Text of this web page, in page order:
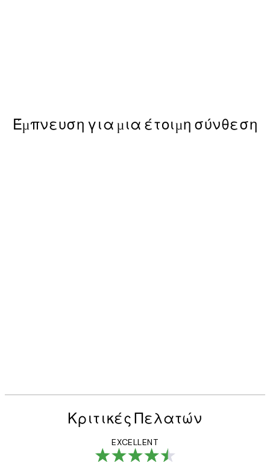
Έμπνευση για μια έτοιμη σύνθεση
Κριτικές Πελατών
EXCELLENT